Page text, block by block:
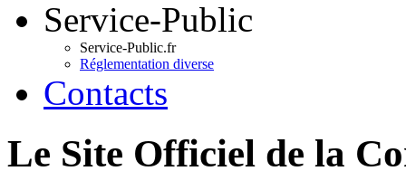
Service-Public
Service-Public.fr
Réglementation diverse
Contacts
Le Site Officiel de la